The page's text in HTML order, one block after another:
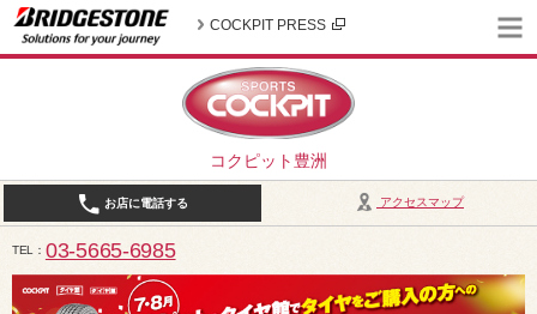
コクピット豊洲
COCKPIT PRESS
アクセスマップ
お店に電話する
TEL 03-5665-6985
10:30～19:00（作業受付18:00まで） / 定休日：2026年8月は、5日(水)、12日(水)、19日(水)、24